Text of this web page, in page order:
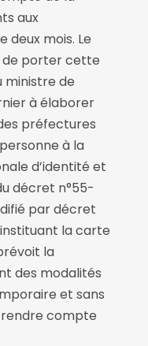
aux
deux mois. Le
de porter cette
ministre de
à élaborer
préfectures
à la
d’identité et
décret n°55-
par décret
instituant la carte
la
des modalités
et sans
rendre compte